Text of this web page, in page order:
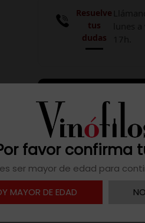
favor confirma
ser mayor de edad para
MAYOR DE EDAD
Resuelve
tus
dudas
tostadas y de